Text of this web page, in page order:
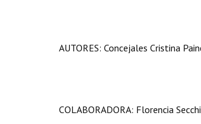
AUTORES: Concejales Cristina
COLABORADORA: Florencia